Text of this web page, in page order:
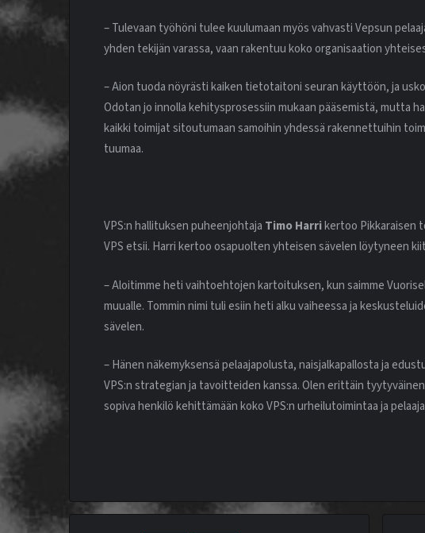
– Tulevaan työhöni tulee kuulumaan myös vahvasti Vepsun
yhden tekijän varassa, vaan rakentuu koko organisaation
– Aion tuoda nöyrästi kaiken tietotaitoni seuran käyttöön, ja
Odotan jo innolla kehitysprosessiin mukaan pääsemistä, mutta
kaikki toimijat sitoutumaan samoihin yhdessä rakennettuihin
tuumaa.
VPS:n hallituksen puheenjohtaja Timo Harrikertoo Pikkaraisen
VPS etsii. Harri kertoo osapuolten yhteisen sävelen löytyneen
– Aloitimme heti vaihtoehtojen kartoituksen, kun saimme
muualle. Tommin nimi tuli esiin heti alku vaiheessa ja
sävelen.
– Hänen näkemyksensä pelaajapolusta, naisjalkapallosta ja
VPS:n strategian ja tavoitteiden kanssa. Olen erittäin
sopiva henkilö kehittämään koko VPS:n urheilutoimintaa ja